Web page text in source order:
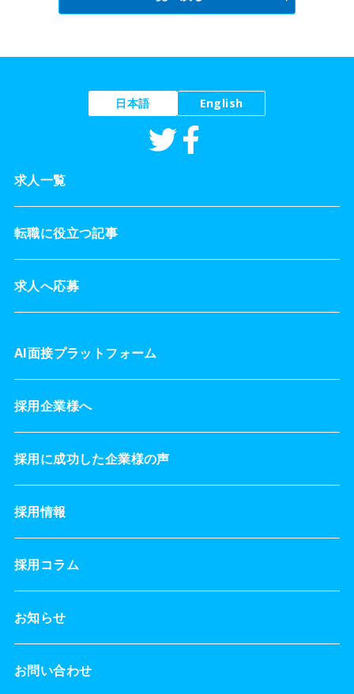
日本語 English
求人一覧
転職に役立つ記事
求人へ応募
AI面接プラットフォーム
採用企業様へ
採用に成功した企業様の声
採用情報
採用コラム
お知らせ
お問い合わせ